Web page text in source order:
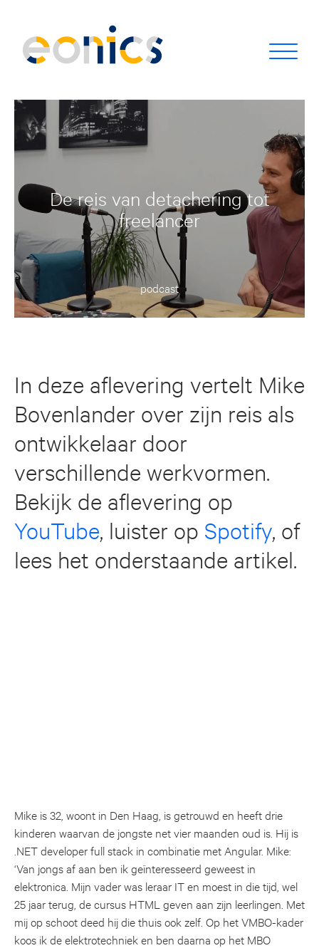
De reis van detachering tot
freelancer
podcast
In deze aflevering vertelt Mike
Bovenlander over zijn reis als
ontwikkelaar door
verschillende werkvormen.
Bekijk de aflevering op
YouTube, luister op Spotify, of
lees het onderstaande artikel.
Mike is 32, woont in Den Haag, is getrouwd en heeft drie
kinderen waarvan de jongste net vier maanden oud is. Hij is
.NET developer full stack in combinatie met Angular. Mike:
‘Van jongs af aan ben ik geïnteresseerd geweest in
elektronica. Mijn vader was leraar IT en moest in die tijd, wel
25 jaar terug, de cursus HTML geven aan zijn leerlingen. Met
mij op schoot deed hij die thuis ook zelf. Op het VMBO-kader
koos ik de elektrotechniek en ben daarna op het MBO